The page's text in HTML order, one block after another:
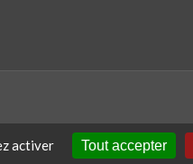
activer Tout accepter